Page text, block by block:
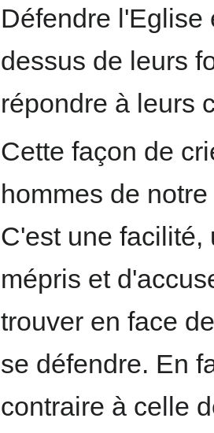
Défendre l'Eglise
dessus de leurs
répondre à leurs
Cette façon de
hommes de
C'est une facilité,
mépris et
trouver en face
se défendre. En
contraire à celle